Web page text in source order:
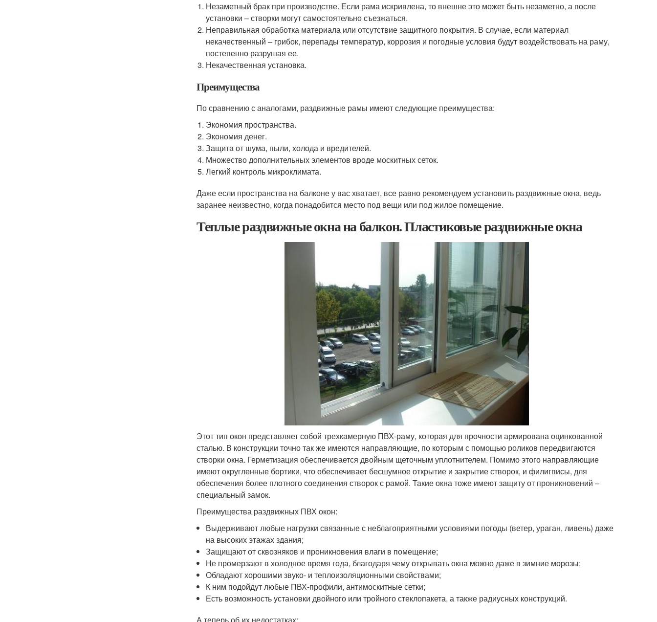
Незаметный брак при производстве. Если рама искривлена, то внешне это может быть незаметно, а после
установки – створки могут самостоятельно съезжаться.
Неправильная обработка материала или отсутствие защитного покрытия. В случае, если материал
некачественный – грибок, перепады температур, коррозия и погодные условия будут воздействовать на раму,
постепенно разрушая ее.
Некачественная установка.
Преимущества
По сравнению с аналогами, раздвижные рамы имеют следующие преимущества:
Экономия пространства.
Экономия денег.
Защита от шума, пыли, холода и вредителей.
Множество дополнительных элементов вроде москитных сеток.
Легкий контроль микроклимата.
Даже если пространства на балконе у вас хватает, все равно рекомендуем установить раздвижные окна, ведь
заранее неизвестно, когда понадобится место под вещи или под жилое помещение.
Теплые раздвижные окна на балкон. Пластиковые раздвижные окна
Этот тип окон представляет собой трехкамерную ПВХ-раму, которая для прочности армирована оцинкованной
сталью. В конструкции точно так же имеются направляющие, по которым с помощью роликов передвигаются
створки окна. Герметизация обеспечивается двойным щеточным уплотнителем. Помимо этого направляющие
имеют округленные бортики, что обеспечивает бесшумное открытие и закрытие створок, и филигписы, для
обеспечения более плотного соединения створок с рамой. Такие окна тоже имеют защиту от проникновений –
специальный замок.
Преимущества раздвижных ПВХ окон:
Выдерживают любые нагрузки связанные с неблагоприятными условиями погоды (ветер, ураган, ливень) даже
на высоких этажах здания;
Защищают от сквозняков и проникновения влаги в помещение;
Не промерзают в холодное время года, благодаря чему открывать окна можно даже в зимние морозы;
Обладают хорошими звуко- и теплоизоляционными свойствами;
К ним подойдут любые ПВХ-профили, антимоскитные сетки;
Есть возможность установки двойного или тройного стеклопакета, а также радиусных конструкций.